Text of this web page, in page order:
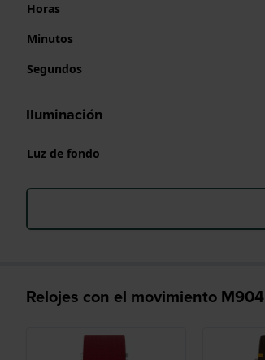
Horas
Minutos
Segundos
Iluminación
Luz de fondo
Relojes con el movimiento M904